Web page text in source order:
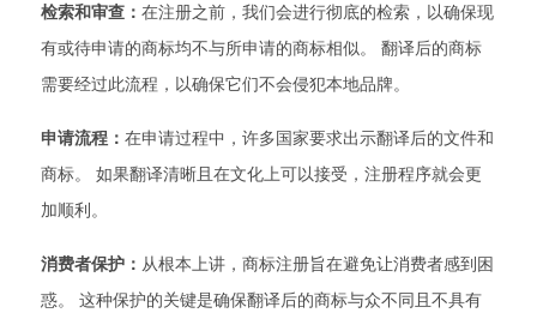
检索和审查： 在注册之前，我们会进行彻底的检索，以确保现
有或待申请的商标均不与所申请的商标相似。 翻译后的商标
需要经过此流程，以确保它们不会侵犯本地品牌。
申请流程： 在申请过程中，许多国家要求出示翻译后的文件和
商标。 如果翻译清晰且在文化上可以接受，注册程序就会更
加顺利。
消费者保护： 从根本上讲，商标注册旨在避免让消费者感到困
惑。 这种保护的关键是确保翻译后的商标与众不同且不具有